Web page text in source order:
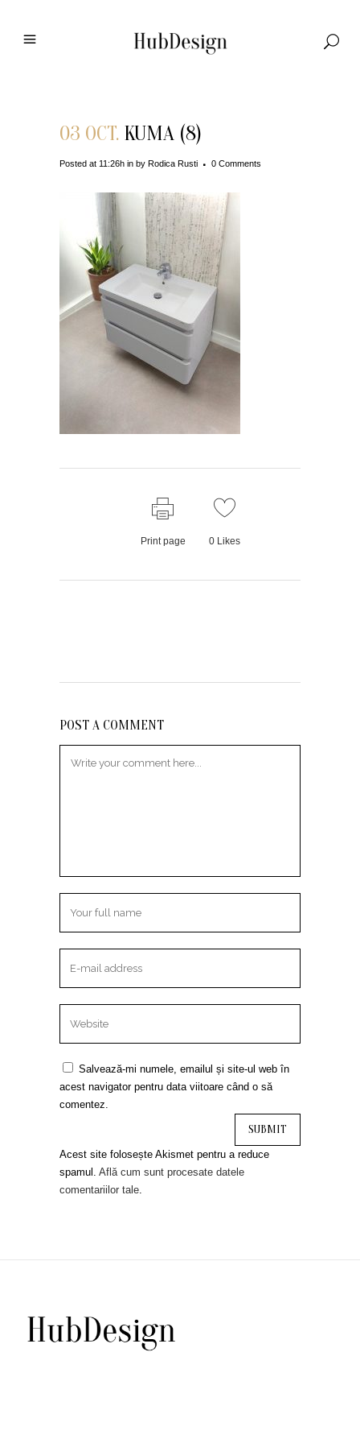
03 OCT. KUMA (8)
Posted at 11:26h in by Rodica Rusti 0 Comments
Print page 0Likes
POST A COMMENT
Salvează-mi numele, emailul și site-ul web în
acest navigator pentru data viitoare când o să
comentez.
Acest site folosește Akismet pentru a reduce
spamul. Află cum sunt procesate datele
comentariilor tale.